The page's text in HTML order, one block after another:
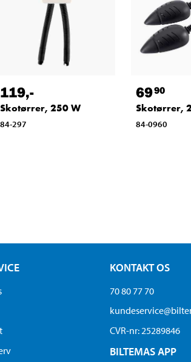
119,-
Skotørrer, 250 W
84-297
6990
Skotørrer,
84-0960
KONTAKT OS
70 80 77 70
CVR-nr: 25289846
BILTEMAS APP